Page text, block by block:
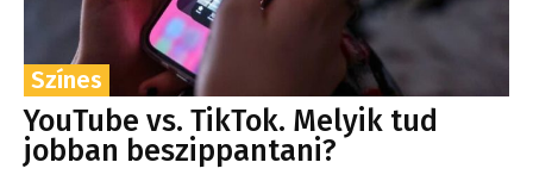
Színes
YouTube vs. TikTok. Melyik tud
jobban beszippantani?